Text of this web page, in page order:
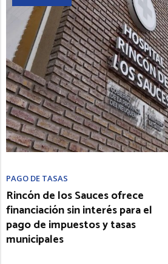
PAGO DE TASAS
Rincón de los Sauces ofrece
financiación sin interés para el
pago de impuestos y tasas
municipales